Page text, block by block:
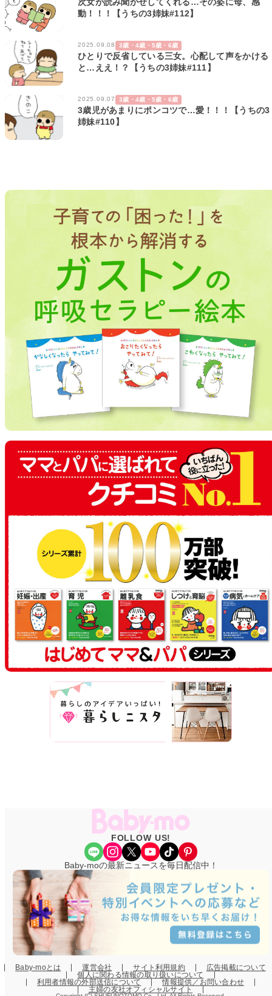
動！！！【うちの3姉妹#112】
2025.09.08 3歳・4歳・5歳・6歳
ひとりで反省している三女。心配して声をかける
と…ええ！？【うちの3姉妹#111】
2025.09.07 3歳・4歳・5歳・6歳
3歳児があまりにポンコツで…愛！！！【うちの3
姉妹#110】
FOLLOW US!
Share Icon Instagram X YouTube TikTok Pinterest
Baby-moの最新ニュースを毎日配信中！
Baby-moとは 運営会社 サイト利用規約
広告掲載について
個人に関わる情報の取り扱いについて
利用者情報の外部送信について
情報提供／お問い合わせ
主婦の友社オフィシャルサイト